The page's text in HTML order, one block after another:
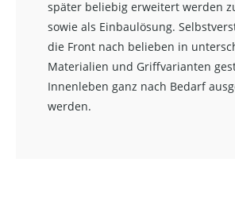
später beliebig erweitert werden
sowie als Einbaulösung.
die Front nach belieben in
Materialien und Griffvarianten
Innenleben ganz nach Bedarf
werden.